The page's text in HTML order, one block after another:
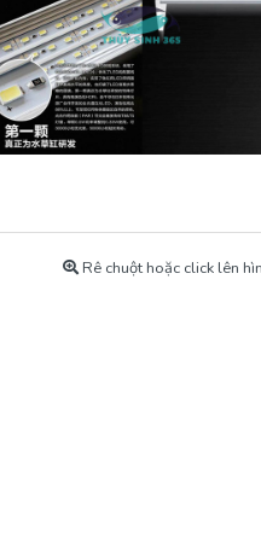
Máy Bơm
Khoáng Cho Tép
Máy Sủi Oxy
Thiết bị Co2
Thuốc & Chế Phẩm
Tép Cảnh Và Cá Cảnh
Rê chuột hoặc click lên